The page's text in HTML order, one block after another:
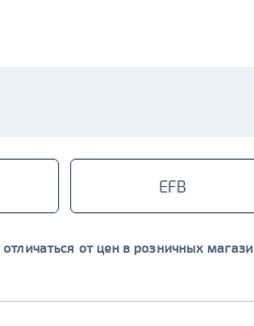
EFB
от цен в розничных